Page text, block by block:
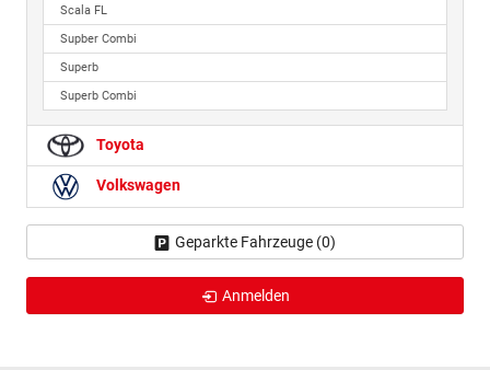
Scala FL
Supber Combi
Superb
Superb Combi
Toyota
Volkswagen
Geparkte Fahrzeuge (0)
Anmelden